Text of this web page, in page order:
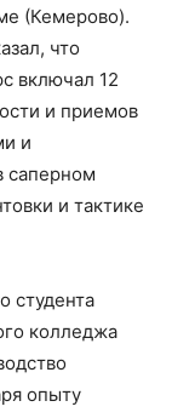
(Кемерово).
что
включал 12
и приемов
и
саперном
и тактике
студента
колледжа
опыту